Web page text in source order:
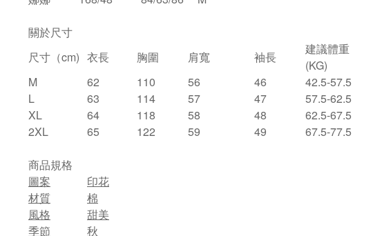
關於尺寸
尺寸（cm) 衣長 胸圍 肩寬 袖長
建議體重
(KG)
M
62 110 56 46
42.5-57.5
L
63 114 57 47
57.5-62.5
XL
64 118 58 48
62.5-67.5
2XL
65 122 59 49 67.5-77.5
商品規格
圖案
印花
材質
棉
風格
甜美
季節
秋